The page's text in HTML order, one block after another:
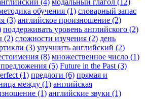
обучения (1) словарный запас
(3) английское произношение (2)
поддерживать уровень английского (2)
(2) сложности изучения (2) день
(3) улучшить английский (2)
(8) множественное число (1)
(5) Future in the Past (3)
(1) предлоги (6) прямая и
между (1) английская
(1) английские звуки (1)